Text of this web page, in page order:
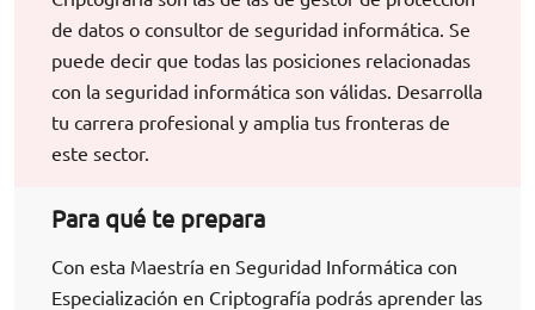
de datos o consultor de seguridad informática. Se
puede decir que todas las posiciones relacionadas
con la seguridad informática son válidas. Desarrolla
tu carrera profesional y amplia tus fronteras de
este sector.
Para qué te prepara
Con esta Maestría en Seguridad Informática con
Especialización en Criptografía podrás aprender las